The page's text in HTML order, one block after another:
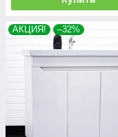
АКЦИЯ! –32%